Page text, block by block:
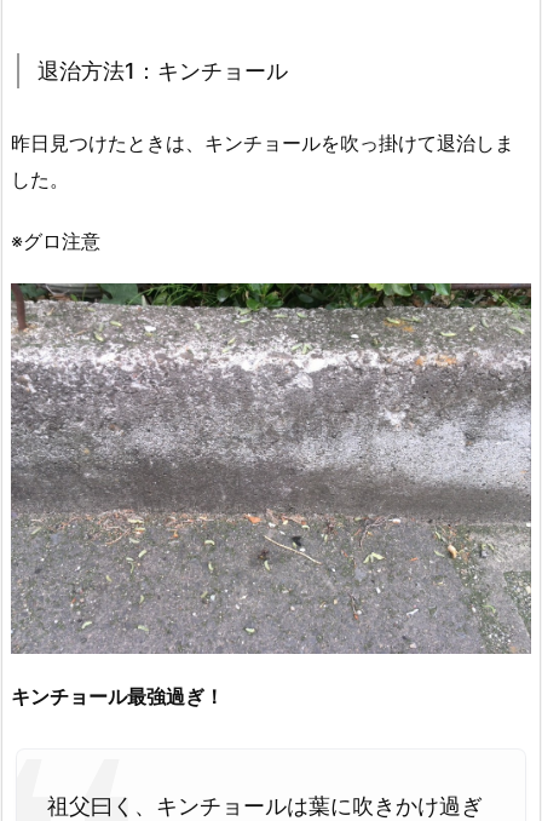
退治方法1：キンチョール
昨日見つけたときは、キンチョールを吹っ掛けて退治しま
した。
※グロ注意
キンチョール最強過ぎ！
祖父曰く、キンチョールは葉に吹きかけ過ぎ